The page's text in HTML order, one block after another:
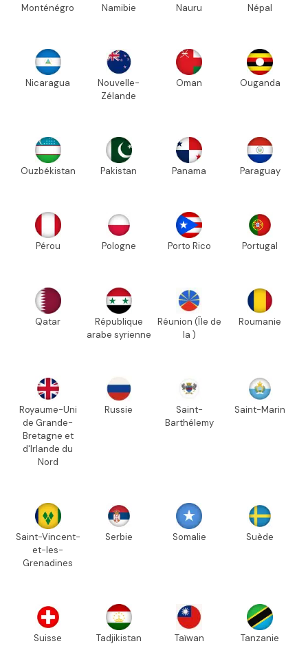
Monténégro Namibie Nauru Népal
Nicaragua
Nouvelle-
Zélande
Oman Ouganda
Ouzbékistan Pakistan Panama Paraguay
Pérou Pologne Porto Rico Portugal
Qatar
République
arabe syrienne
Réunion (Île de
la )
Roumanie
Royaume-Uni
de Grande-
Bretagne et
d'Irlande du
Nord
Russie
Saint-
Barthélemy
Saint-Marin
Saint-Vincent-
et-les-
Grenadines
Serbie Somalie Suède
Suisse Tadjikistan Taïwan Tanzanie